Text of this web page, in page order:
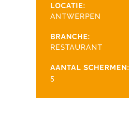
LOCATIE:
ANTWERPEN
BRANCHE:
RESTAURANT
AANTAL SCHERMEN:
5